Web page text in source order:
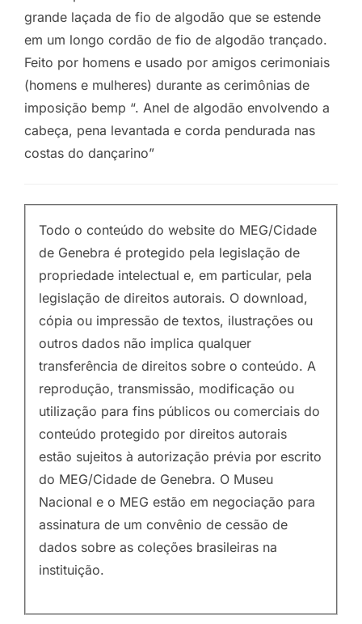
grande laçada de fio de algodão que se estende
em um longo cordão de fio de algodão trançado.
Feito por homens e usado por amigos cerimoniais
(homens e mulheres) durante as cerimônias de
imposição bemp “. Anel de algodão envolvendo a
cabeça, pena levantada e corda pendurada nas
costas do dançarino”
Todo o conteúdo do website do MEG/Cidade
de Genebra é protegido pela legislação de
propriedade intelectual e, em particular, pela
legislação de direitos autorais. O download,
cópia ou impressão de textos, ilustrações ou
outros dados não implica qualquer
transferência de direitos sobre o conteúdo. A
reprodução, transmissão, modificação ou
utilização para fins públicos ou comerciais do
conteúdo protegido por direitos autorais
estão sujeitos à autorização prévia por escrito
do MEG/Cidade de Genebra. O Museu
Nacional e o MEG estão em negociação para
assinatura de um convênio de cessão de
dados sobre as coleções brasileiras na
instituição.